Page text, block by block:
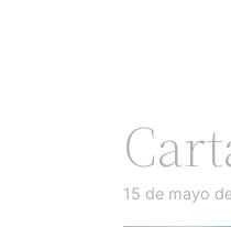
15 de mayo